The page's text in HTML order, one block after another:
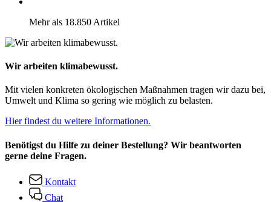
Mehr als 18.850 Artikel
Wir arbeiten klimabewusst.
Mit vielen konkreten ökologischen Maßnahmen tragen wir dazu bei,
Umwelt und Klima so gering wie möglich zu belasten.
Hier findest du weitere Informationen.
Benötigst du Hilfe zu deiner Bestellung? Wir beantworten
gerne deine Fragen.
Kontakt
Chat